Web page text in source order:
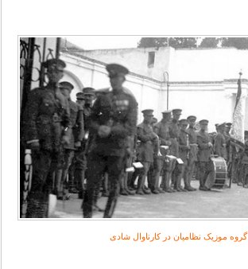
گروه موزيک نظاميان در کارناوال شادی